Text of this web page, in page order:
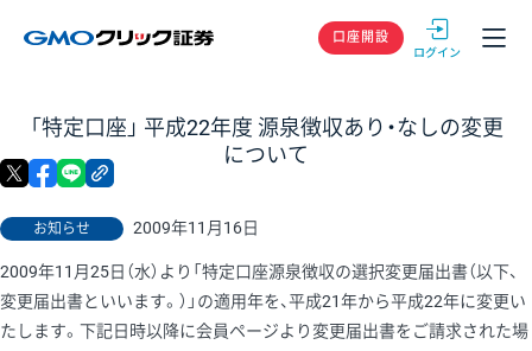
GMOクリック
口座開設
「特定口座」 平成22年度 源泉徴収あり・なしの変更
について
お知らせ 2009年11月16日
X facebook
2009年11月25日（水）より「特定口座源泉徴収の選択変更届出書（以下、
変更届出書といいます。）」の適用年を、平成21年から平成22年に変更い
たします。下記日時以降に会員ページより変更届出書をご請求された場